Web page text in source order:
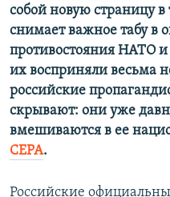
собой новую страницу
снимает важное табу в
противостояния НАТО
их восприняли весьма
российские
скрывают: они уже
вмешиваются в ее
CEPA.
Российские